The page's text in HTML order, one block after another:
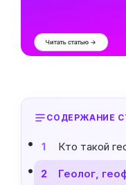
СОДЕРЖАНИЕ
1 Кто такой
2
Геолог,